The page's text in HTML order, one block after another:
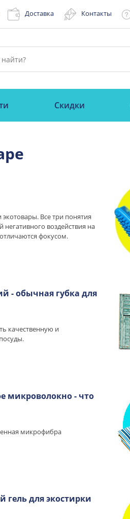
Доставка Контакты
Скидки
Все три понятия
воздействия на
фокусом.
- обычная губка для
качественную и
микроволокно - что
микрофибра
гель для экостирки